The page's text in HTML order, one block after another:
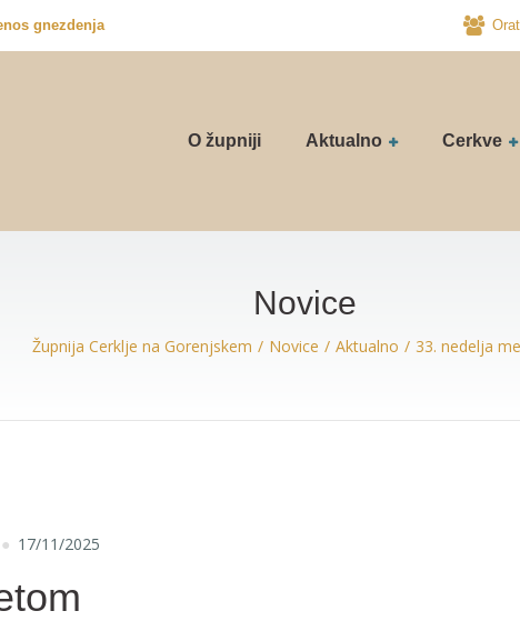
gnezdenja
O župniji Aktualno Cerkve
Novice
Župnija Cerklje na Gorenjskem Novice Aktualno 33. nedelja
17/11/2025